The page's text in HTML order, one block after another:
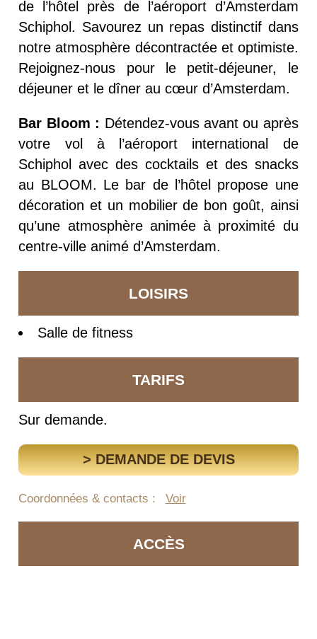
de l’hôtel près de l’aéroport d’Amsterdam
Schiphol. Savourez un repas distinctif dans
notre atmosphère décontractée et optimiste.
Rejoignez-nous pour le petit-déjeuner, le
déjeuner et le dîner au cœur d’Amsterdam.
Bar Bloom : Détendez-vous avant ou après
votre vol à l’aéroport international de
Schiphol avec des cocktails et des snacks
au BLOOM. Le bar de l’hôtel propose une
décoration et un mobilier de bon goût, ainsi
qu’une atmosphère animée à proximité du
centre-ville animé d’Amsterdam.
LOISIRS
Salle de fitness
TARIFS
Sur demande.
> DEMANDE DE DEVIS
Coordonnées & contacts : Voir
ACCÈS